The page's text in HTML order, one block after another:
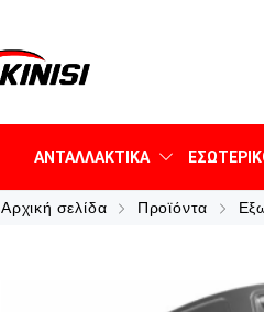
ΑΝΤΑΛΛΑΚΤΙΚΆ
Αρχική σελίδα Προϊόντα